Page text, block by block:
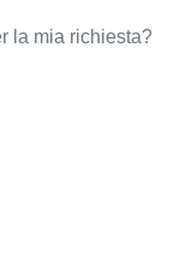
la mia richiesta?